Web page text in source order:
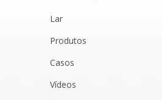
Lar
Produtos
Casos
Vídeos